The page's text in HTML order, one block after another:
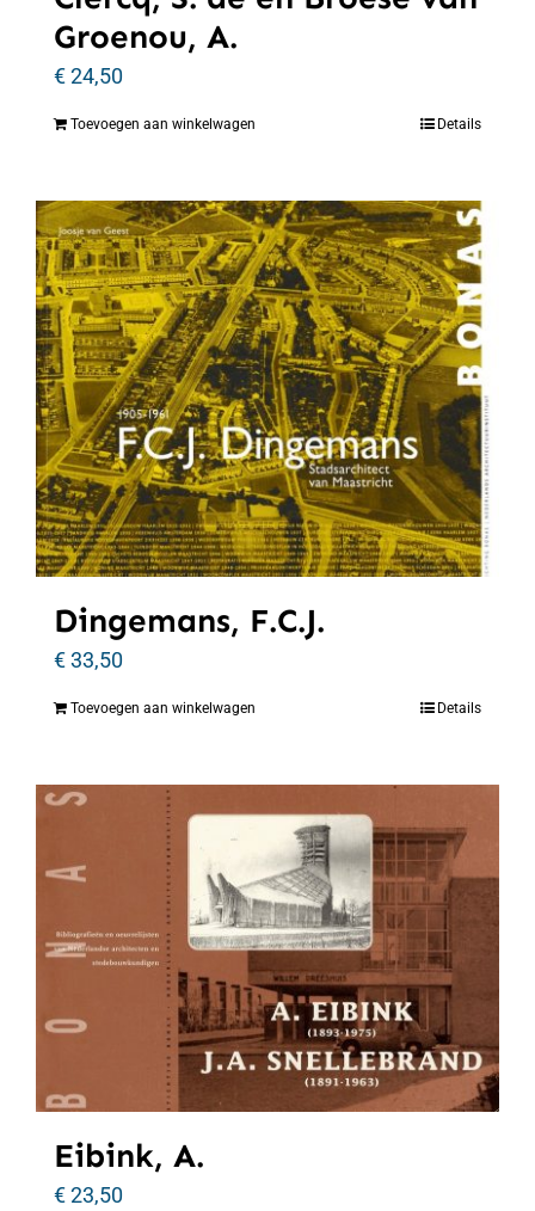
Groenou, A.
€24,50
Toevoegen aan winkelwagen Details
Dingemans, F.C.J.
€33,50
Toevoegen aan winkelwagen Details
Eibink, A.
€23,50